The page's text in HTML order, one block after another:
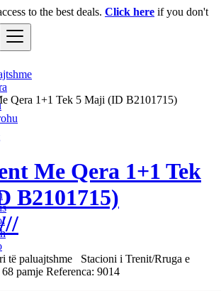
to the best deals. Click here if you don't
Qera 1+1 Tek 5 Maji (ID B2101715)
Me Qera 1+1 Tek
B2101715)
të paluajtshme
Stacioni i Trenit/Rruga e
68 pamje Referenca: 9014